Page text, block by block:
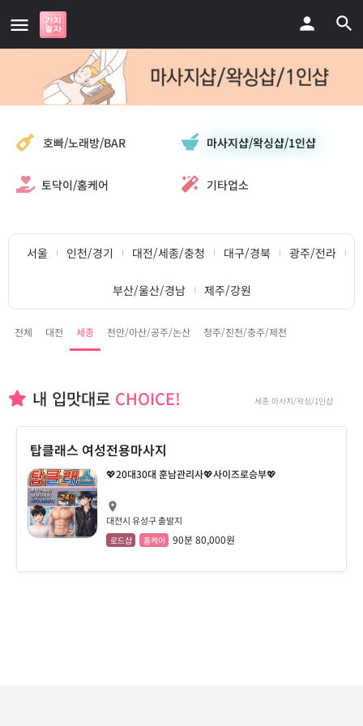
호빠/노래방/BAR 마사지샵/왁싱샵/1인샵
토닥이/홈케어 기타업소
서울 인천/경기 대전/세종/충청 대구/경북 광주/전라
부산/울산/경남 제주/강원
전체 대전 세종 천안/아산/공주/논산 청주/진천/충주/제천
내 입맛대로 CHOICE! 세종 마사지/왁싱/1인샵
탑클래스 여성전용마사지
💖20대30대 훈남관리사💖사이즈로승부💖
대전시 유성구 출발지
로드샵 홈케어 90분 80,000원